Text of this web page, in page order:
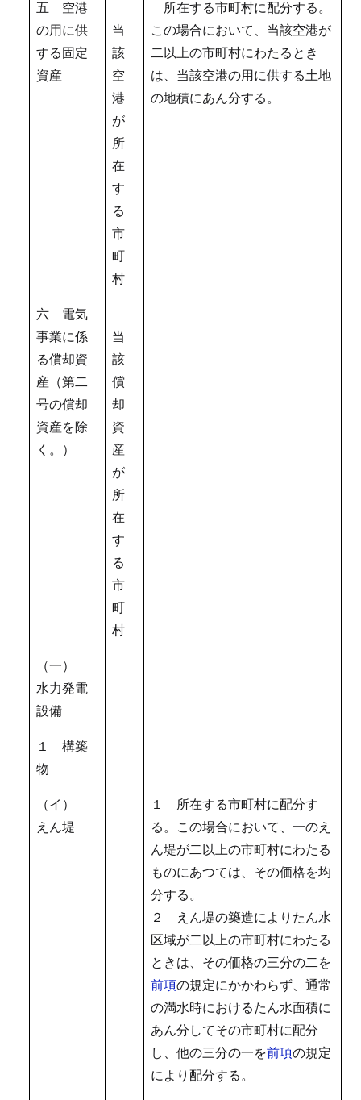
五 空港
の用に供
する固定
資産
当
該
空
港
が
所
在
す
る
市
町
村
所在する市町村に配分する。
この場合において、当該空港が
二以上の市町村にわたるとき
は、当該空港の用に供する土地
の地積にあん分する。
六 電気
事業に係
る償却資
産（第二
号の償却
資産を除
く。）
当
該
償
却
資
産
が
所
在
す
る
市
町
村
（一）
水力発電
設備
１ 構築
物
（イ）
えん堤
１ 所在する市町村に配分す
る。この場合において、一のえ
ん堤が二以上の市町村にわたる
ものにあつては、その価格を均
分する。
２ えん堤の築造によりたん水
区域が二以上の市町村にわたる
ときは、その価格の三分の二を
前項の規定にかかわらず、通常
の満水時におけるたん水面積に
あん分してその市町村に配分
し、他の三分の一を前項の規定
により配分する。